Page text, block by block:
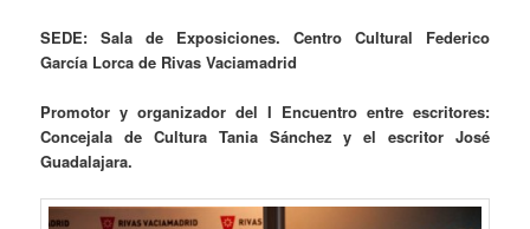
SEDE:Sala de Exposiciones. Centro Cultural Federico
García Lorca de Rivas Vaciamadrid
Promotor y organizador del I Encuentro entre escritores:
Concejala de Cultura Tania Sánchez y el escritor José
Guadalajara.